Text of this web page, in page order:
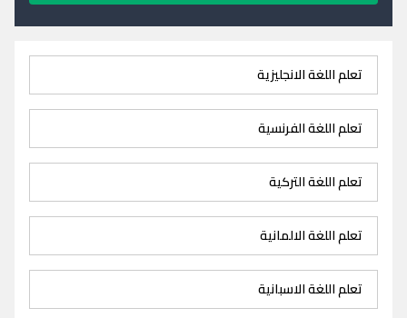
تعلم اللغة الانجليزية
تعلم اللغة الفرنسية
تعلم اللغة التركية
تعلم اللغة الالمانية
تعلم اللغة الاسبانية